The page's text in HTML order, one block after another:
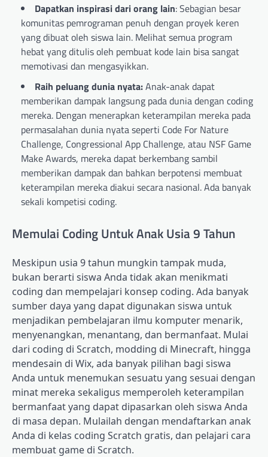
Dapatkan inspirasi dari orang lain: Sebagian besar
komunitas pemrograman penuh dengan proyek keren
yang dibuat oleh siswa lain. Melihat semua program
hebat yang ditulis oleh pembuat kode lain bisa sangat
memotivasi dan mengasyikkan.
Raih peluang dunia nyata:Anak-anak dapat
memberikan dampak langsung pada dunia dengan coding
mereka. Dengan menerapkan keterampilan mereka pada
permasalahan dunia nyata seperti Code For Nature
Challenge, Congressional App Challenge, atau NSF Game
Make Awards, mereka dapat berkembang sambil
memberikan dampak dan bahkan berpotensi membuat
keterampilan mereka diakui secara nasional. Ada banyak
sekali kompetisi coding.
Memulai Coding Untuk Anak Usia 9 Tahun
Meskipun usia 9 tahun mungkin tampak muda,
bukan berarti siswa Anda tidak akan menikmati
coding dan mempelajari konsep coding. Ada banyak
sumber daya yang dapat digunakan siswa untuk
menjadikan pembelajaran ilmu komputer menarik,
menyenangkan, menantang, dan bermanfaat. Mulai
dari coding di Scratch, modding di Minecraft, hingga
mendesain di Wix, ada banyak pilihan bagi siswa
Anda untuk menemukan sesuatu yang sesuai dengan
minat mereka sekaligus memperoleh keterampilan
bermanfaat yang dapat dipasarkan oleh siswa Anda
di masa depan. Mulailah dengan mendaftarkan anak
Anda di kelas coding Scratch gratis, dan pelajari cara
membuat game di Scratch.